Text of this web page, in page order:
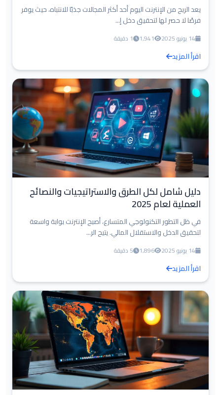
يعد الربح من الإنترنت اليوم أحد أكثر المجالات جذبًا للانتباه، حيث يوفر
فرصًا لا حصر لها لتحقيق دخل إ...
14 يونيو 2025 1,941 1 دقيقة
اقرأ المزيد
دليل شامل لكل الطرق والاستراتيجيات والنصائح
العملية لعام 2025
في ظل التطور التكنولوجي المتسارع، أصبح الإنترنت بوابة واسعة
لتحقيق الدخل والاستقلال المالي. يتيح الر...
14 يونيو 2025 1,896 5 دقيقة
اقرأ المزيد